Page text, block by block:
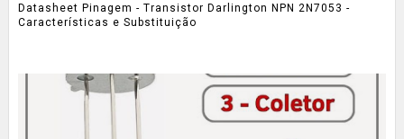
Datasheet Pinagem - Transistor Darlington NPN 2N7053 -
Características e Substituição